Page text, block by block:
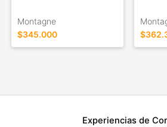
Montagne
$345.000
Experiencias de